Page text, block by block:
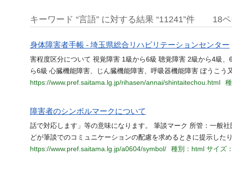
キーワード “言語” に対する結果 “11241”件 18
身体障害者手帳 - 埼玉県総合リハビリテーションセンター
害程度区分について 視覚障害 1級から6級 聴覚障害 2級から4級、
ら6級 心臓機能障害、じん臓機能障害、呼吸器機能障害 ぼうこう
https://www.pref.saitama.lg.jp/rihasen/annai/shintaitechou.html
障害者のシンボルマークについて
話で対応します」等の意味になります。 筆談マーク 所管：一般
どが筆談でのコミュニケーションの配慮を求めるときに提示した
https://www.pref.saitama.lg.jp/a0604/symbol/
種別：html サイズ